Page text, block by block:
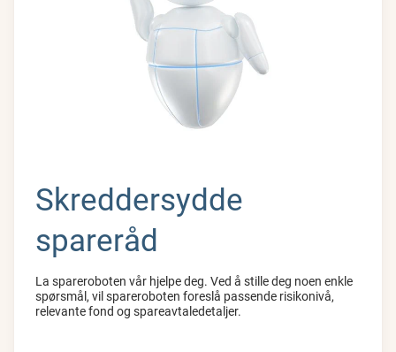
Skreddersydde
spareråd
La spareroboten vår hjelpe deg. Ved å stille deg noen enkle
spørsmål, vil spareroboten foreslå passende risikonivå,
relevante fond og spareavtaledetaljer.